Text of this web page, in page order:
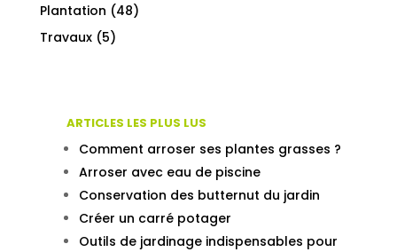
Plantation (48)
Travaux(5)
ARTICLES LES PLUS LUS
Comment arroser ses plantes grasses ?
Arroser avec eau de piscine
Conservation des butternut du jardin
Créer un carré potager
Outils de jardinage indispensables pour